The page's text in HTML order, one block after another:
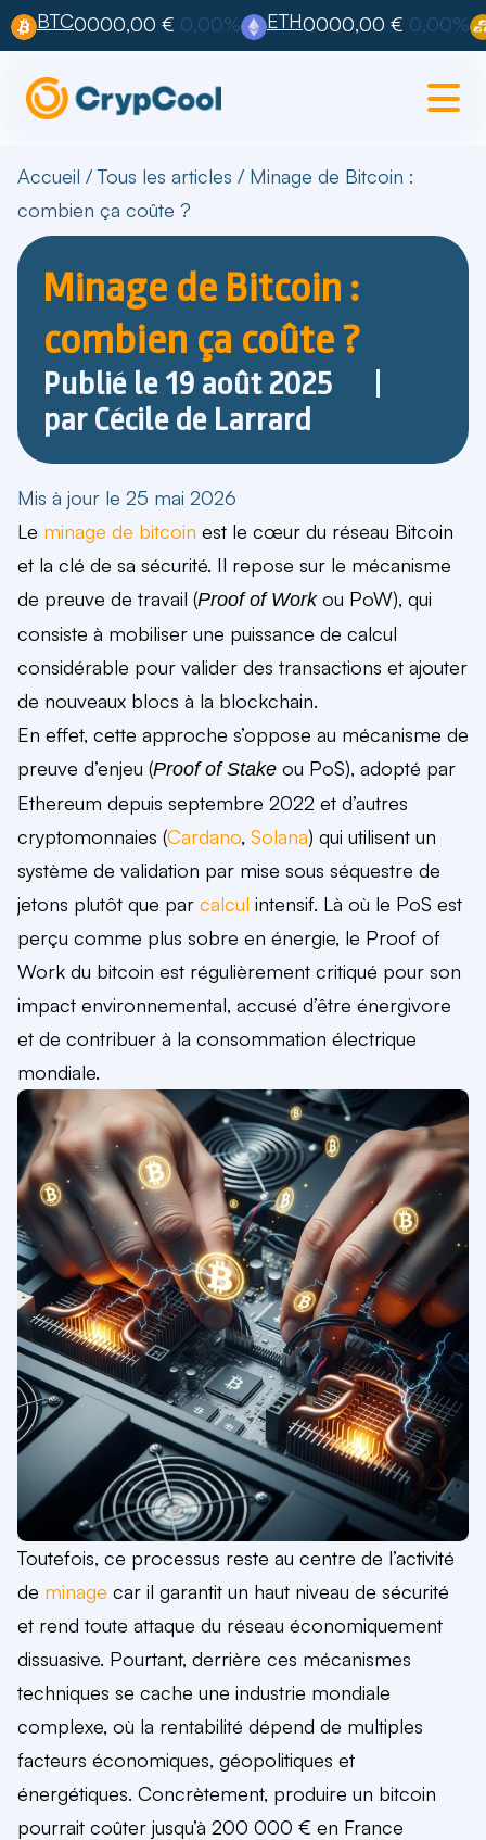
BTC0000,00 € 0,00% ETH0000,00 € 0,00%
Accueil /Tous les articles / Minage de Bitcoin :
combien ça coûte ?
Minage de Bitcoin :
combien ça coûte ?
Publié le19 août 2025
parCécile de Larrard
Mis à jour le 25 mai 2026
Le minage de bitcoin est le cœur du réseau Bitcoin
et la clé de sa sécurité. Il repose sur le mécanisme
de preuve de travail (Proof of Workou PoW), qui
consiste à mobiliser une puissance de calcul
considérable pour valider des transactions et ajouter
de nouveaux blocs à la blockchain.
En effet, cette approche s’oppose au mécanisme de
preuve d’enjeu (Proof of Stake ou PoS), adopté par
Ethereum depuis septembre 2022 et d’autres
cryptomonnaies (Cardano, Solana) qui utilisent un
système de validation par mise sous séquestre de
jetons plutôt que par calcul intensif. Là où le PoS est
perçu comme plus sobre en énergie, le Proof of
Work du bitcoin est régulièrement critiqué pour son
impact environnemental, accusé d’être énergivore
et de contribuer à la consommation électrique
mondiale.
Toutefois, ce processus reste au centre de l’activité
de minage car il garantit un haut niveau de sécurité
et rend toute attaque du réseau économiquement
dissuasive. Pourtant, derrière ces mécanismes
techniques se cache une industrie mondiale
complexe, où la rentabilité dépend de multiples
facteurs économiques, géopolitiques et
énergétiques. Concrètement, produire un bitcoin
pourrait coûter jusqu’à 200 000 € en France